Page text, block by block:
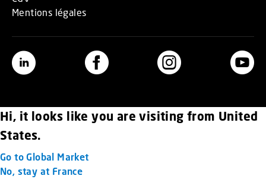
Mentions légales
Hi, it looks like you are visiting from United
States.
Go to Global Market
No, stay at France